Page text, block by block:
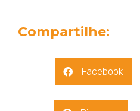
Compartilhe:
Facebook